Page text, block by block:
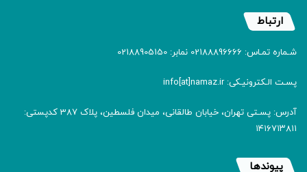
ارتباط
شـماره تمـاس: 02188896666 نمابر: 02188905150
پسـت الـکترونیـکی: info[at]namaz.ir
آدرس: پسـتی تهران، خیابان طالقانی، میدان فلسطین، پلاک 387 کدپستی:
۱۴۱۶۷۱۳۸۱۱
پیوندها